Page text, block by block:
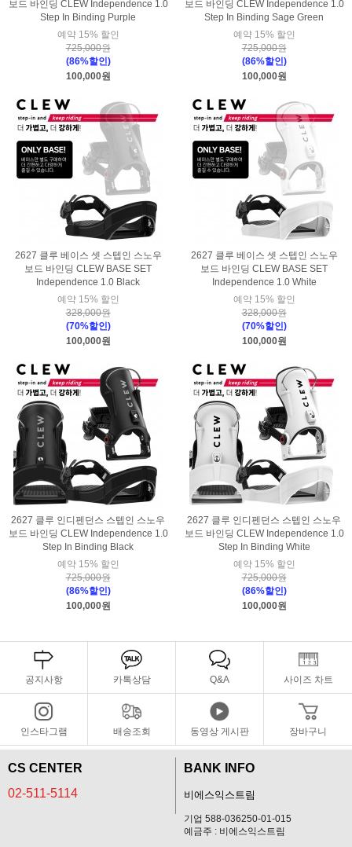
보드 바인딩 CLEW Independence 1.0
Step In Binding Purple
예약 15% 할인
725,000원
(86%할인)
100,000원
보드 바인딩 CLEW Independence 1.0
Step In Binding Sage Green
예약 15% 할인
725,000원
(86%할인)
100,000원
2627 클루 베이스 셋 스텝인 스노우
보드 바인딩 CLEW BASE SET
Independence 1.0 Black
예약 15% 할인
328,000원
(70%할인)
100,000원
2627 클루 베이스 셋 스텝인 스노우
보드 바인딩 CLEW BASE SET
Independence 1.0 White
예약 15% 할인
328,000원
(70%할인)
100,000원
2627 클루 인디펜던스 스텝인 스노우
보드 바인딩 CLEW Independence 1.0
Step In Binding Black
예약 15% 할인
725,000원
(86%할인)
100,000원
2627 클루 인디펜던스 스텝인 스노우
보드 바인딩 CLEW Independence 1.0
Step In Binding White
예약 15% 할인
725,000원
(86%할인)
100,000원
공지사항 카톡상담 Q&A 사이즈 차트
인스타그램 배송조회 동영상 게시판 장바구니
CS CENTER
02-511-5114
BANK INFO
비에스익스트림
기업 588-036250-01-015
예금주 : 비에스익스트림